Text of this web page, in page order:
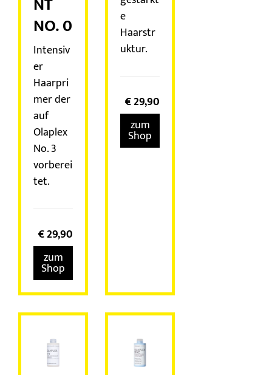
NO. 0
Intensiv
er
Haarpri
mer der
auf
Olaplex
No. 3
vorberei
tet.
€29,90
zum
Shop
e
Haarstr
uktur.
€29,90
zum
Shop